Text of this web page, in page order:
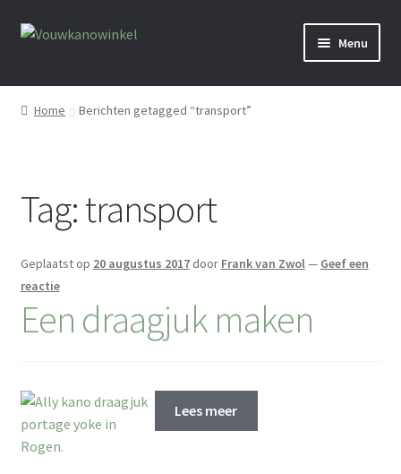
Ga
Ga
Menu
Home
Media
Activiteiten
Info
Contact
Home Berichten getagged “transport”
Tag:transport
Geplaatst op 20 augustus 2017 door Frank van Zwol— Geef een
reactie
Een draagjuk maken
Lees meer